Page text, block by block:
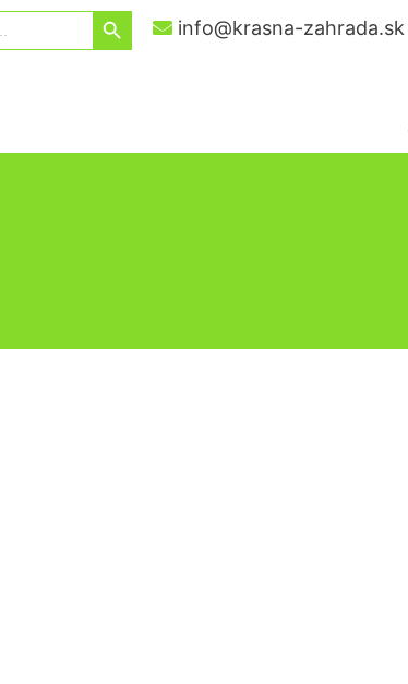
Search Button
info@krasna-zahrada.sk